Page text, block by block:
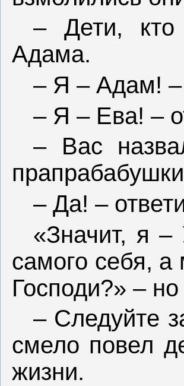
– Дети, кто
Адама.
– Я – Адам! –
– Я – Ева! –
– Вас
– Да! –
«Значит, я –
самого себя, а
Господи?» –
– Следуйте
смело повел
жизни.